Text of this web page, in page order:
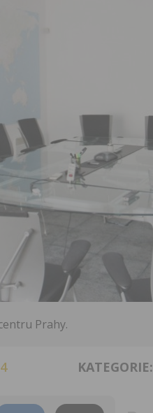
Prahy.
KATEGORIE: